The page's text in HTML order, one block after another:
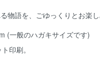
物語を、ごゆっくりとお楽し
(一般のハガキサイズです)
印刷。